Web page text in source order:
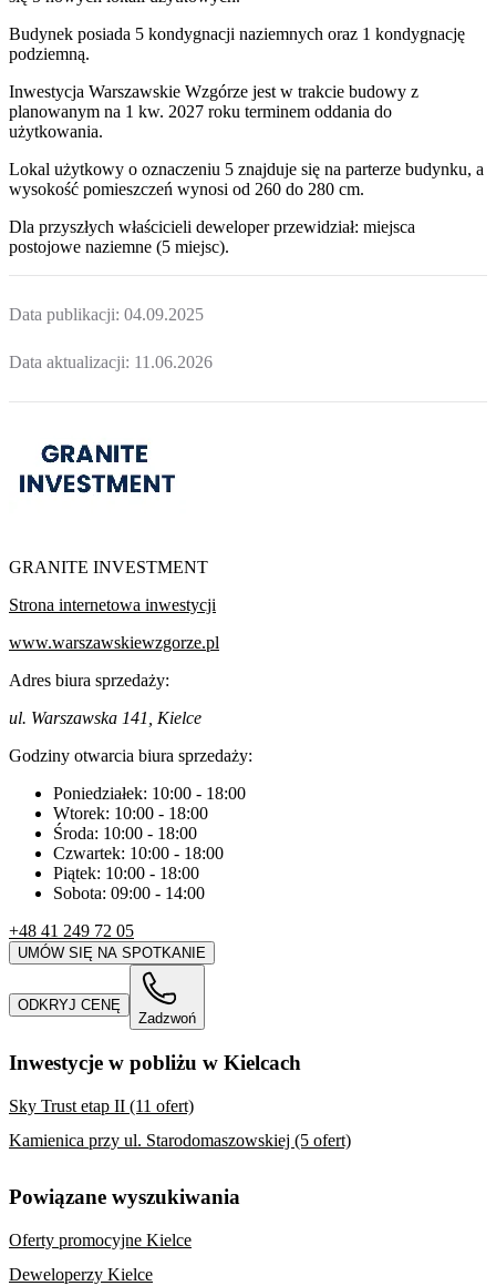
Budynek posiada 5 kondygnacji naziemnych oraz 1 kondygnację
podziemną.
Inwestycja Warszawskie Wzgórze jest w trakcie budowy z
planowanym na 1 kw. 2027 roku terminem oddania do
użytkowania.
Lokal użytkowy o oznaczeniu 5 znajduje się na parterze budynku, a
wysokość pomieszczeń wynosi od 260 do 280 cm.
Dla przyszłych właścicieli deweloper przewidział: miejsca
postojowe naziemne (5 miejsc).
Data publikacji: 04.09.2025
Data aktualizacji: 11.06.2026
GRANITE INVESTMENT
Strona internetowa inwestycji
www.warszawskiewzgorze.pl
Adres biura sprzedaży:
ul. Warszawska 141, Kielce
Godziny otwarcia biura sprzedaży:
Poniedziałek: 10:00 - 18:00
Wtorek: 10:00 - 18:00
Środa: 10:00 - 18:00
Czwartek: 10:00 - 18:00
Piątek: 10:00 - 18:00
Sobota: 09:00 - 14:00
+48 41 249 72 05
UMÓW SIĘ NA SPOTKANIE
ODKRYJ CENĘ
Zadzwoń
Inwestycje w pobliżu w Kielcach
Sky Trust etap II (11 ofert)
Kamienica przy ul. Starodomaszowskiej (5 ofert)
Powiązane wyszukiwania
Oferty promocyjne Kielce
Deweloperzy Kielce